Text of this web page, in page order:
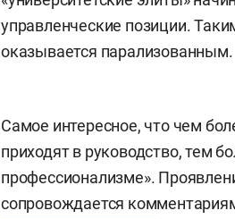
управленческие позиции.
оказывается парализованным.
Самое интересное, что чем
приходят в руководство, тем
профессионализме».
сопровождается